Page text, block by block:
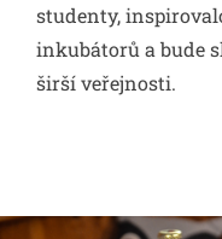
studenty,
inkubátorů a bude
širší veřejnosti.